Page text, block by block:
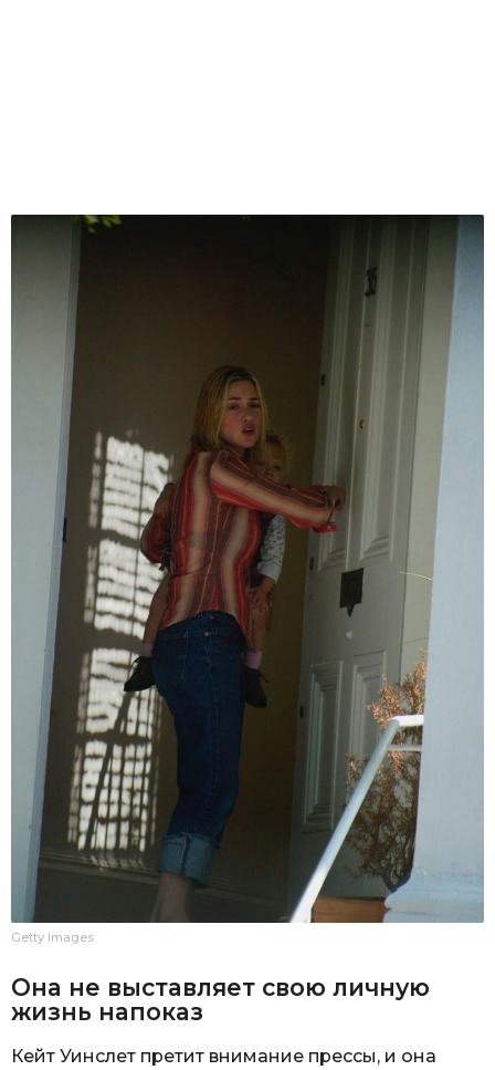
Getty Images
Она не выставляет свою личную
жизнь напоказ
Кейт Уинслет претит внимание прессы, и она